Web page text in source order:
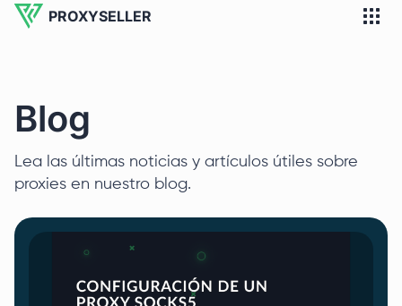
PROXYSELLER
Blog
Lea las últimas noticias y artículos útiles sobre
proxies en nuestro blog.